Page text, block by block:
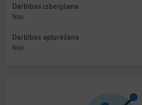
Darbības izbeigšana
Nav
Darbības apturēšana
Nav